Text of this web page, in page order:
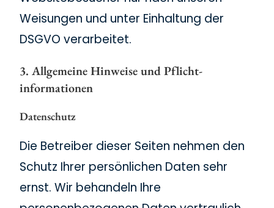
Weisungen und unter Einhaltung der
DSGVO verarbeitet.
3. Allgemeine Hinweise und Pflicht­
informationen
Datenschutz
Die Betreiber dieser Seiten nehmen den
Schutz Ihrer persönlichen Daten sehr
ernst. Wir behandeln Ihre